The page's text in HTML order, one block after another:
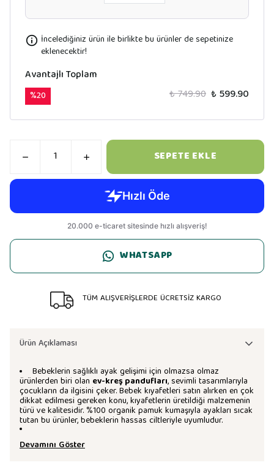
İncelediğiniz ürün ile birlikte bu ürünler de sepetinize
eklenecektir!
Avantajlı Toplam
%20 ₺ 749.90 ₺ 599.90
SEPETE EKLE
WHATSAPP
TÜM ALIŞVERİŞLERDE ÜCRETSİZ KARGO
Ürün Açıklaması
Bebeklerin sağlıklı ayak gelişimi için olmazsa olmaz
ürünlerden biri olan ev-kreş pandufları, sevimli tasarımlarıyla
çocukların da ilgisini çeker. Bebek kıyafetleri satın alırken en çok
dikkat edilmesi gereken konu, kıyafetlerin üretildiği malzemenin
türü ve kalitesidir. %100 organik pamuk kumaşıyla ayakları sıcak
tutan bu ürünler, bebeklerin hassas ciltleriyle uyumludur.
Devamını Göster